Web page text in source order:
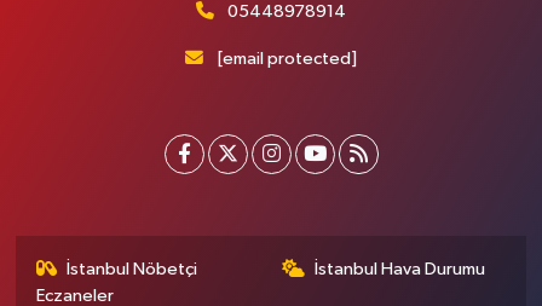
05448978914
[email protected]
İstanbul Nöbetçi
Eczaneler
İstanbul Hava Durumu